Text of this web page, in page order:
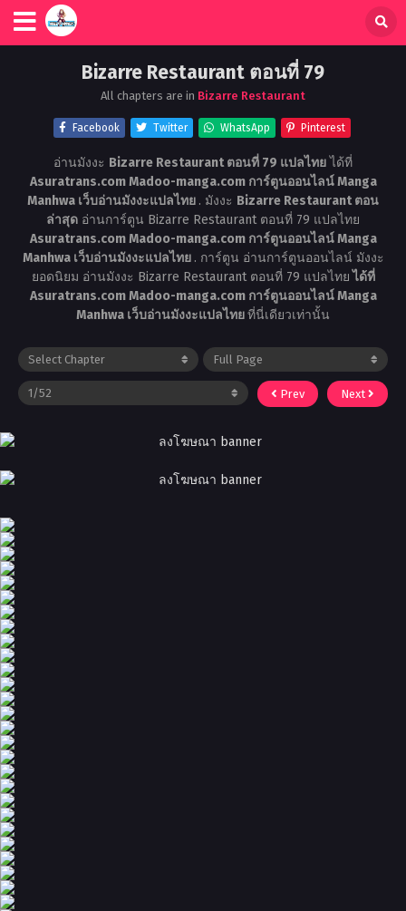
Bizarre Restaurant ตอนที่ 79
All chapters are in Bizarre Restaurant
Facebook Twitter WhatsApp Pinterest
อ่านมังงะ Bizarre Restaurant ตอนที่ 79 แปลไทยได้ที่
Asuratrans.com Madoo-manga.com การ์ตูนออนไลน์ Manga
Manhwa เว็บอ่านมังงะแปลไทย . มังงะ Bizarre Restaurant ตอน
ล่าสุด อ่านการ์ตูน Bizarre Restaurant ตอนที่ 79 แปลไทย
Asuratrans.com Madoo-manga.com การ์ตูนออนไลน์ Manga
Manhwa เว็บอ่านมังงะแปลไทย . การ์ตูน อ่านการ์ตูนออนไลน์ มังงะ
ยอดนิยม อ่านมังงะ Bizarre Restaurant ตอนที่ 79 แปลไทยได้ที่
Asuratrans.com Madoo-manga.com การ์ตูนออนไลน์ Manga
Manhwa เว็บอ่านมังงะแปลไทยที่นี่เดียวเท่านั้น
Prev Next